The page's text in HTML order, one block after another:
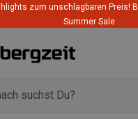
zum unschlagbaren Preis!
Summer Sale